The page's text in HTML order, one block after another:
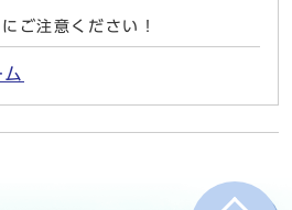
ご注意ください！